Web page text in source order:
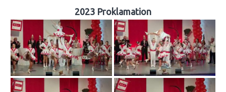
2023 Proklamation